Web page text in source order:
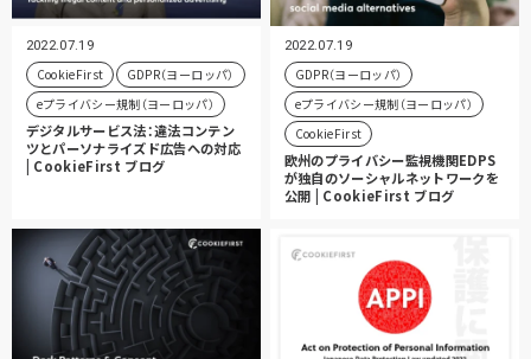
2022.07.19
CookieFirst
GDPR（ヨーロッパ）
eプライバシー規制（ヨーロッパ）
デジタルサービス法：違法コンテン
ツとパーソナライズド広告への対応
| CookieFirst ブログ
2022.07.19
GDPR（ヨーロッパ）
eプライバシー規制（ヨーロッパ）
CookieFirst
欧州のプライバシー監視機関EDPS
が独自のソーシャルネットワークを
公開 | CookieFirst ブログ